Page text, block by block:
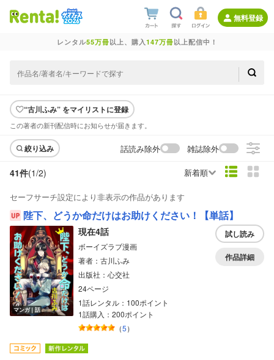
無料登録
レンタル55万冊以上、購入147万冊以上配信中！
“古川ふみ” をマイリストに登録
この著者の新刊配信時にお知らせが届きます。
絞り込み 話読み除外 雑誌除外
41件(1/2) 新着順
セーフサーチ設定により非表示の作品があります
陛下、どうか命だけはお助けください！【単話】
マンガ｜話
現在4話
ボーイズラブ漫画
著者：古川ふみ
出版社：心交社
24ページ
1話レンタル：100ポイント
1話購入：200ポイント
（5）
試し読み
作品詳細